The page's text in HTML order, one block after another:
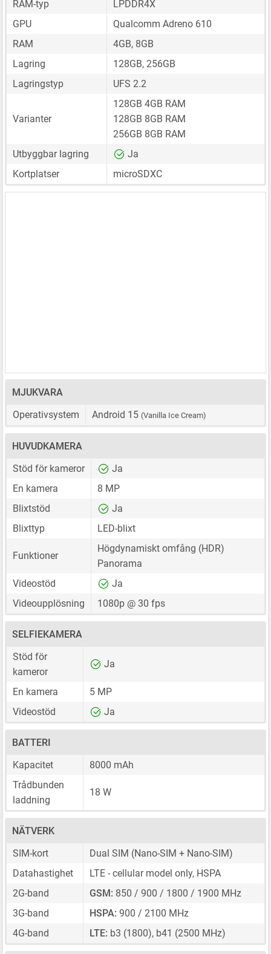
RAM-typ
LPDDR4X
GPU
Qualcomm Adreno 610
RAM
4GB, 8GB
Lagring
128GB, 256GB
Lagringstyp
UFS 2.2
Varianter
128GB 4GB RAM
128GB 8GB RAM
256GB 8GB RAM
Utbyggbar lagring
Ja
Kortplatser
microSDXC
MJUKVARA
Operativsystem
Android 15 (Vanilla Ice Cream)
HUVUDKAMERA
Stöd för kameror
Ja
En kamera
8 MP
Blixtstöd
Ja
Blixttyp
LED-blixt
Funktioner
Högdynamiskt omfång (HDR)
Panorama
Videostöd
Ja
Videoupplösning
1080p @ 30 fps
SELFIEKAMERA
Stöd för
kameror
Ja
En kamera
5 MP
Videostöd
Ja
BATTERI
Kapacitet
8000 mAh
Trådbunden
laddning
18 W
NÄTVERK
SIM-kort
Dual SIM (Nano-SIM + Nano-SIM)
Datahastighet
LTE - cellular model only, HSPA
2G-band
GSM: 850 / 900 / 1800 / 1900 MHz
3G-band
HSPA: 900 / 2100 MHz
4G-band
LTE: b3 (1800), b41 (2500 MHz)